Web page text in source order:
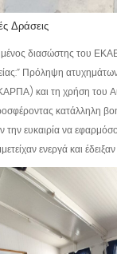
Δράσεις
διασώστης του
Πρόληψη
και τη χρήση του
κατάλληλη
ευκαιρία να
ενεργά και